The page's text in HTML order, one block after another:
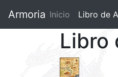
Armoria Inicio Libro de
Libro